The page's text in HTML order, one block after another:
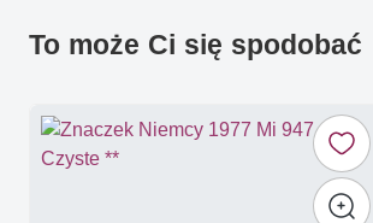
To może Ci się spodobać